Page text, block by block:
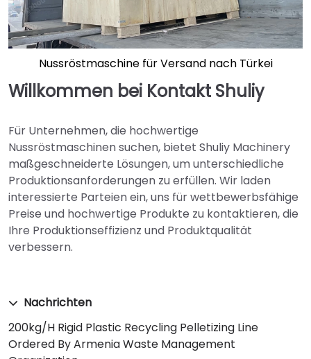
Nussröstmaschine für Versand nach Türkei
Willkommen bei Kontakt Shuliy
Für Unternehmen, die hochwertige
Nussröstmaschinen suchen, bietet Shuliy Machinery
maßgeschneiderte Lösungen, um unterschiedliche
Produktionsanforderungen zu erfüllen. Wir laden
interessierte Parteien ein, uns für wettbewerbsfähige
Preise und hochwertige Produkte zu kontaktieren, die
Ihre Produktionseffizienz und Produktqualität
verbessern.
Nachrichten
200kg/h Rigid Plastic Recycling Pelletizing Line
Ordered By Armenia Waste Management